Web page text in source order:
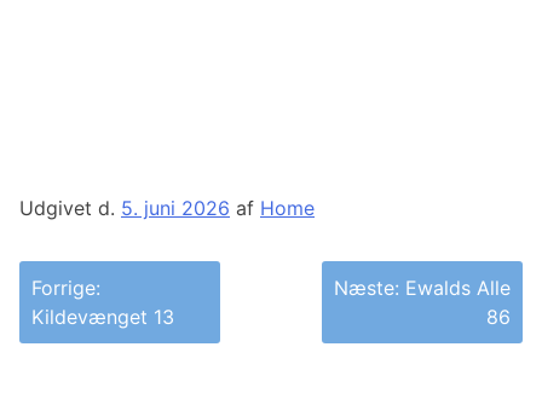
Udgivet d. 5. juni 2026 af Home
Indlægsnavigation
Forrige:
Kildevænget 13
Næste: Ewalds Alle
86